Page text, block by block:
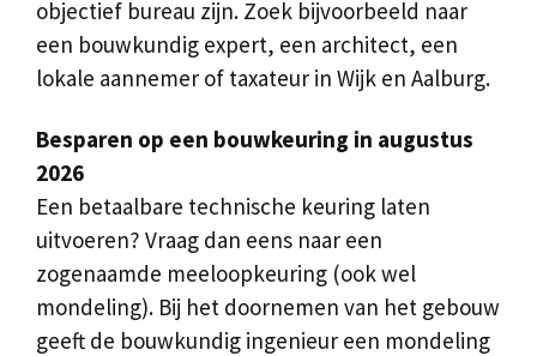
objectief bureau zijn. Zoek bijvoorbeeld naar
een bouwkundig expert, een architect, een
lokale aannemer of taxateur in Wijk en Aalburg.
Besparen op een bouwkeuring in augustus
2026
Een betaalbare technische keuring laten
uitvoeren? Vraag dan eens naar een
zogenaamde meeloopkeuring (ook wel
mondeling). Bij het doornemen van het gebouw
geeft de bouwkundig ingenieur een mondeling